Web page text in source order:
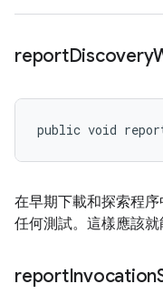
reportDiscovery
public void
在早期下載和探索程
任何測試。這樣應該就
reportInvocation